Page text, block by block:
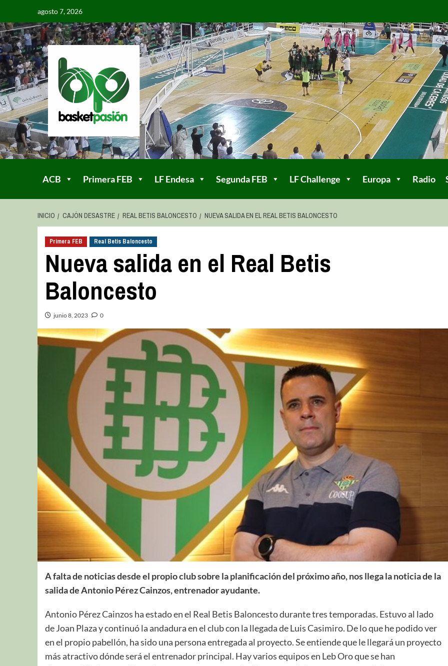
agosto 7, 2026
ACB Primera FEB LF Endesa Segunda FEB LF Challenge Europa Radio
INICIO CAJÓN DESASTRE REAL BETIS BALONCESTO NUEVA SALIDA EN EL REAL BETIS BALONCESTO
Primera FEB Real Betis Baloncesto
Nueva salida en el Real Betis
Baloncesto
junio 8, 2023 0
A falta de noticias desde el propio club sobre la planificación del próximo año, nos llega la noticia de la
salida de Antonio Pérez Cainzos, entrenador ayudante.
Antonio Pérez Cainzos ha estado en el Real Betis Baloncesto durante tres temporadas. Estuvo al lado
de Joan Plaza y continuó la andadura en el club con la llegada de Luis Casimiro. De lo que he podido ver
en el propio pabellón, ha sido una persona entregada al proyecto. Se entiende que le llegará un proyecto
más atractivo dónde será el entrenador principal. Hay varios equipos en Leb Oro que se han
La entrevista bTactic
mayo 7, 2026
0
Nos hacemos mayores. Vamos creciendo. Tanto así
cuarto cumpleaños. Y todo crecimiento conlleva